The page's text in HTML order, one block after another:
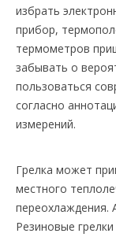
избрать
прибор,
термометров
забывать о
пользоваться
согласно
измерений.
Грелка может
местного
переохлаждения.
Резиновые